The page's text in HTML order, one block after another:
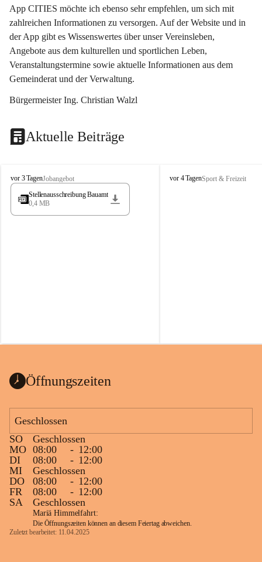
App CITIES möchte ich ebenso sehr empfehlen, um sich mit
zahlreichen Informationen zu versorgen. Auf der Website und in
der App gibt es Wissenswertes über unser Vereinsleben,
Angebote aus dem kulturellen und sportlichen Leben,
Veranstaltungstermine sowie aktuelle Informationen aus dem
Gemeinderat und der Verwaltung.
Bürgermeister Ing. Christian Walzl
Aktuelle Beiträge
S
t
s
vor 3 TagenJobangebot
Stellenausschreibung Bauamt
0,4 MB
S
vor 4 TagenSport & Freizeit
Öffnungszeiten
Geschlossen
SO
Geschlossen
MO 08:00 - 12:00
DI
08:00 - 12:00
MI
Geschlossen
DO
08:00 - 12:00
FR
08:00 - 12:00
SA
Geschlossen
Mariä Himmelfahrt:
Die Öffnungszeiten können an diesem Feiertag abweichen.
Zuletzt bearbeitet: 11.04.2025